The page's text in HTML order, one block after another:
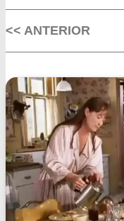
<< ANTERIOR